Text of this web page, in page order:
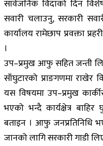
सार्वजनिक विदाको दिन
सवारी चलाउनु, सरकारी
कार्यालय रामेछाप प्रवक्ता
।
उप–प्रमुख आफु सहित जन्ती
साँघुटारको प्राङगणमा
यस विषयमा उप–प्रमुख
भएको भन्दै कार्यक्षेत्र
बताइन । आफु जनप्रतिनिधि
जानको लागि सरकारी गाडी